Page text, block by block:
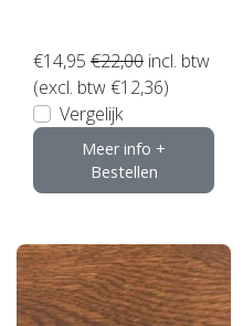
€14,95 €22,00 incl. btw
(excl. btw €12,36)
Vergelijk
Meer info +
Bestellen